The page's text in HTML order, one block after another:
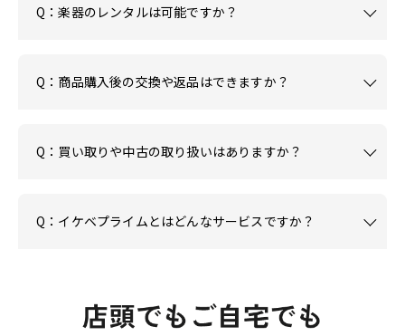
Q：楽器のレンタルは可能ですか？
Q：商品購入後の交換や返品はできますか？
Q：買い取りや中古の取り扱いはありますか？
Q：イケベプライムとはどんなサービスですか？